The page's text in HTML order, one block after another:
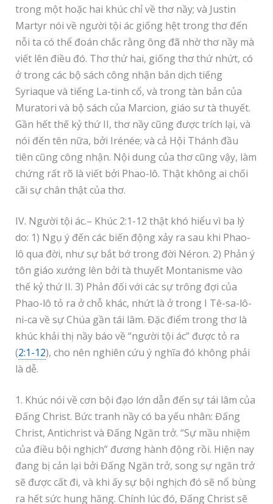
trong một hoặc hai khúc chỉ về thơ nầy; và Justin
Martyr nói về người tội ác giống hệt trong thơ đến
nỗi ta có thể đoán chắc rằng ông đã nhờ thơ nầy mà
viết lên điều đó. Thơ thứ hai, giống thơ thứ nhứt, có
ở trong các bộ sách công nhận bản dịch tiếng
Syriaque và tiếng La-tinh cổ, và trong tàn bản của
Muratori và bộ sách của Marcion, giáo sư tà thuyết.
Gần hết thế kỷ thứ II, thơ nầy cũng được trích lại, và
nói đến tên nữa, bởi Irénée; và cả Hội Thánh đầu
tiên cũng công nhận. Nội dung của thơ cũng vậy, làm
chứng rất rõ là viết bởi Phao-lô. Thật không ai chối
cãi sự chân thật của thơ.
IV. Người tội ác.– Khúc 2:1-12 thật khó hiểu vì ba lý
do: 1) Ngụ ý đến các biến động xảy ra sau khi Phao-
lô qua đời, như sự bắt bớ trong đời Néron. 2) Phản ý
tôn giáo xướng lên bởi tà thuyết Montanisme vào
thế kỷ thứ II. 3) Phản đối với các sự trông đợi của
Phao-lô tỏ ra ở chỗ khác, nhứt là ở trong I Tê-sa-lô-
ni-ca về sự Chúa gần tái lâm. Đặc điểm trong thơ là
khúc khải thị nầy báo về “người tội ác” được tỏ ra
(2:1-12), cho nên nghiên cứu ý nghĩa đó không phải
là dễ.
1. Khúc nói về cơn bội đạo lớn dẫn đến sự tái lâm của
Đấng Christ. Bức tranh nầy có ba yếu nhân: Đấng
Christ, Antichrist và Đấng Ngăn trở. “Sự mầu nhiệm
của điều bội nghịch” đương hành động rồi. Hiện nay
đang bị cản lại bởi Đấng Ngăn trở, song sự ngăn trở
sẽ được cất đi, và khi ấy sự bội nghịch đó sẽ nổ bùng
ra hết sức hung hăng. Chính lúc đó, Đấng Christ sẽ